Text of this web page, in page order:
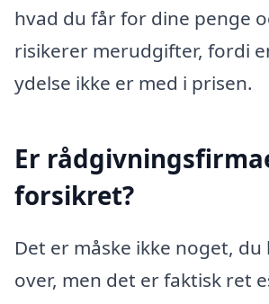
hvad du får for dine penge
risikerer merudgifter, fordi
ydelse ikke er med i prisen.
Er
forsikret?
Det er måske ikke noget,
over, men det er faktisk ret